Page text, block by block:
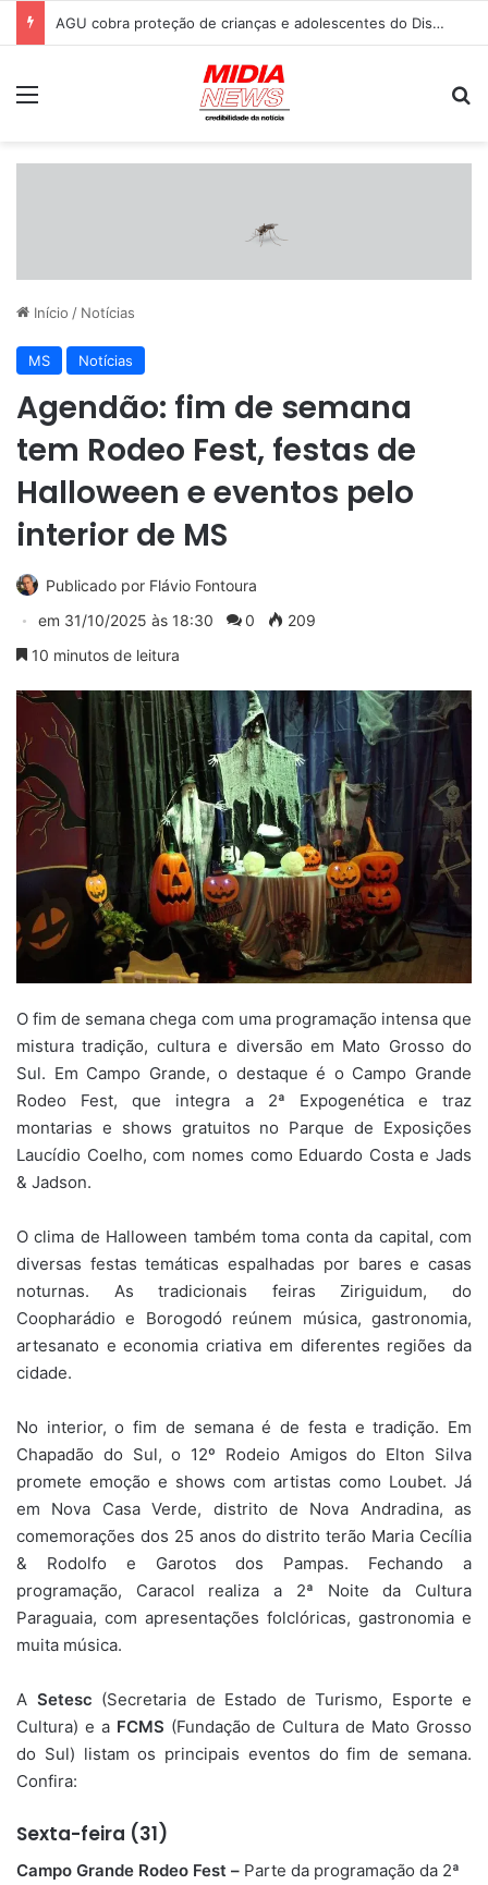
AGU cobra proteção de crianças e adolescentes do Discord após caso envolvendo jovem
Início / Notícias
MS Notícias
Agendão: fim de semana
tem Rodeo Fest, festas de
Halloween e eventos pelo
interior de MS
Publicado por Flávio Fontoura
em 31/10/2025 às 18:30 0
209
10 minutos de leitura
O fim de semana chega com uma programação intensa que
mistura tradição, cultura e diversão em Mato Grosso do
Sul. Em Campo Grande, o destaque é o Campo Grande
Rodeo Fest, que integra a 2ª Expogenética e traz
montarias e shows gratuitos no Parque de Exposições
Laucídio Coelho, com nomes como Eduardo Costa e Jads
& Jadson.
O clima de Halloween também toma conta da capital, com
diversas festas temáticas espalhadas por bares e casas
noturnas. As tradicionais feiras Ziriguidum, do
Coopharádio e Borogodó reúnem música, gastronomia,
artesanato e economia criativa em diferentes regiões da
cidade.
No interior, o fim de semana é de festa e tradição. Em
Chapadão do Sul, o 12º Rodeio Amigos do Elton Silva
promete emoção e shows com artistas como Loubet. Já
em Nova Casa Verde, distrito de Nova Andradina, as
comemorações dos 25 anos do distrito terão Maria Cecília
& Rodolfo e Garotos dos Pampas. Fechando a
programação, Caracol realiza a 2ª Noite da Cultura
Paraguaia, com apresentações folclóricas, gastronomia e
muita música.
A Setesc (Secretaria de Estado de Turismo, Esporte e
Cultura) e a FCMS (Fundação de Cultura de Mato Grosso
do Sul) listam os principais eventos do fim de semana.
Confira:
Sexta-feira (31)
Campo Grande Rodeo Fest – Parte da programação da 2ª